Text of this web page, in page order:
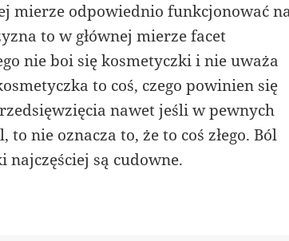
mierze odpowiednio funkcjonować
to w głównej mierze facet
nie boi się kosmetyczki i nie uważa
to coś, czego powinien się
nawet jeśli w pewnych
nie oznacza to, że to coś złego. Ból
są cudowne.